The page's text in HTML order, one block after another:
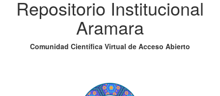
Repositorio Institucional
Aramara
Comunidad Científica Virtual de Acceso Abierto